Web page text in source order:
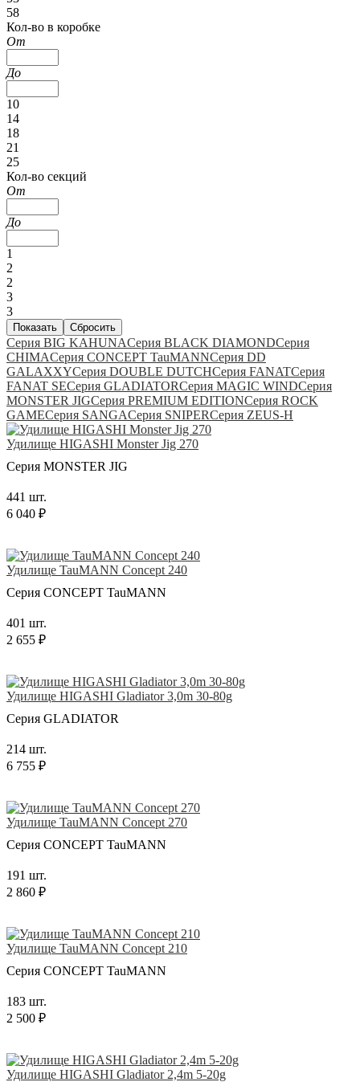
58
Кол-во в коробке
От
До
10
14
18
21
25
Кол-во секций
От
До
1
2
2
3
3
Серия BIG KAHUNAСерия BLACK DIAMONDСерия
CHIMAСерия CONCEPT TauMANNСерия DD
GALAXXYСерия DOUBLE DUTCHСерия FANATСерия
FANAT SEСерия GLADIATORСерия MAGIC WINDСерия
MONSTER JIGСерия PREMIUM EDITIONСерия ROCK
GAMEСерия SANGAСерия SNIPERСерия ZEUS-H
Удилище HIGASHI Monster Jig 270
Серия MONSTER JIG
441 шт.
6 040 ₽
Удилище TauMANN Concept 240
Серия CONCEPT TauMANN
401 шт.
2 655 ₽
Удилище HIGASHI Gladiator 3,0m 30-80g
Серия GLADIATOR
214 шт.
6 755 ₽
Удилище TauMANN Concept 270
Серия CONCEPT TauMANN
191 шт.
2 860 ₽
Удилище TauMANN Concept 210
Серия CONCEPT TauMANN
183 шт.
2 500 ₽
Удилище HIGASHI Gladiator 2,4m 5-20g